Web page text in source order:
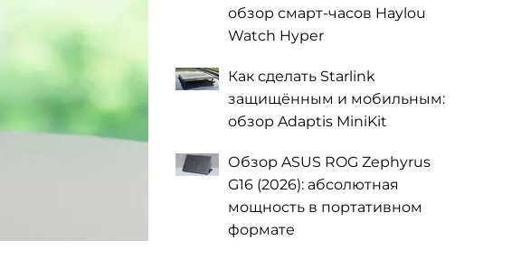
обзор смарт-часов Haylou
Watch Hyper
Как сделать Starlink
защищённым и мобильным:
обзор Adaptis MiniKit
Обзор ASUS ROG Zephyrus
G16 (2026): абсолютная
мощность в портативном
формате